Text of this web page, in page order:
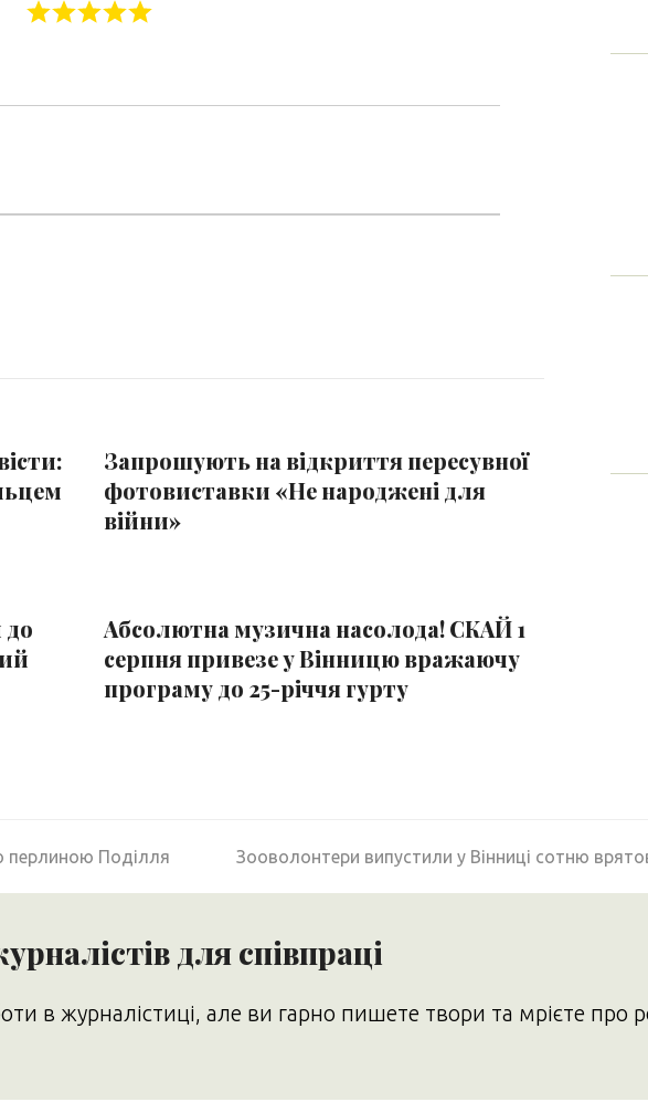
Запрошують на відкриття пересувної
фотовиставки «Не народжені для
війни»
до
Абсолютна музична насолода! СКАЙ 1
серпня привезе у Вінницю вражаючу
програму до 25-річчя гурту
перлиною Поділля
next
Зооволонтери випустили у Вінниці сотню
для співпраці
в журналістиці, але ви гарно пишете твори та мрієте про